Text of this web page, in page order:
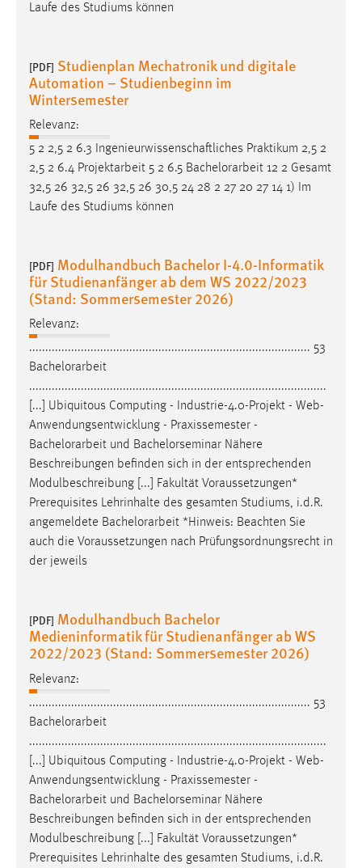
Laufe des Studiums können
[PDF] Studienplan Mechatronik und digitale
Automation – Studienbeginn im
Wintersemester
Relevanz:
5 2 2,5 2 6.3 Ingenieurwissenschaftliches Praktikum 2,5 2
2,5 2 6.4 Projektarbeit 5 2 6.5 Bachelorarbeit 12 2 Gesamt
32,5 26 32,5 26 32,5 26 30,5 24 28 2 27 20 27 14 1) Im
Laufe des Studiums können
[PDF] Modulhandbuch Bachelor I-4.0-Informatik
für Studienanfänger ab dem WS 2022/2023
(Stand: Sommersemester 2026)
Relevanz:
....................................................................................... 53
Bachelorarbeit
............................................................................................
[...] Ubiquitous Computing - Industrie-4.0-Projekt - Web-
Anwendungsentwicklung - Praxissemester -
Bachelorarbeit und Bachelorseminar Nähere
Beschreibungen befinden sich in der entsprechenden
Modulbeschreibung [...] Fakultät Voraussetzungen*
Prerequisites Lehrinhalte des gesamten Studiums, i.d.R.
angemeldete Bachelorarbeit *Hinweis: Beachten Sie
auch die Voraussetzungen nach Prüfungsordnungsrecht in
der jeweils
[PDF] Modulhandbuch Bachelor
Medieninformatik für Studienanfänger ab WS
2022/2023 (Stand: Sommersemester 2026)
Relevanz:
....................................................................................... 53
Bachelorarbeit
............................................................................................
[...] Ubiquitous Computing - Industrie-4.0-Projekt - Web-
Anwendungsentwicklung - Praxissemester -
Bachelorarbeit und Bachelorseminar Nähere
Beschreibungen befinden sich in der entsprechenden
Modulbeschreibung [...] Fakultät Voraussetzungen*
Prerequisites Lehrinhalte des gesamten Studiums, i.d.R.